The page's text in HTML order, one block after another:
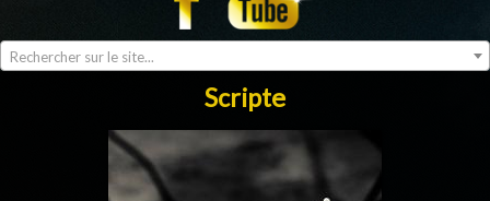
Rechercher sur le site...
Scripte